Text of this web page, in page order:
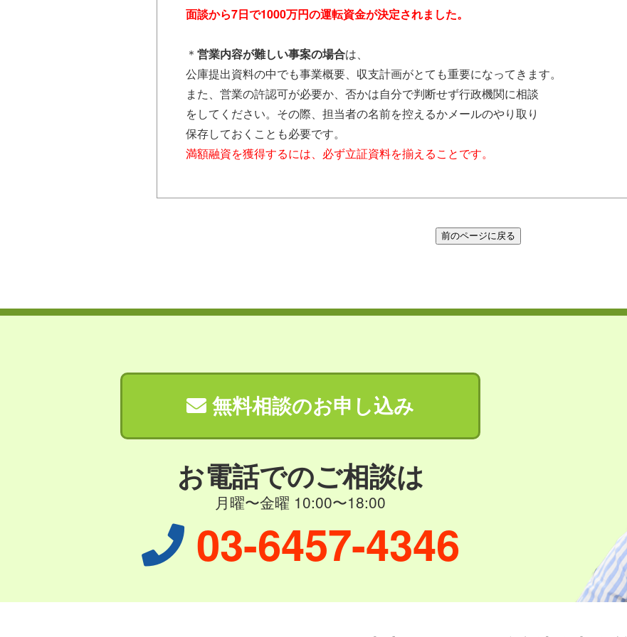
面談から7日で1000万円の運転資金が決定されました。
＊営業内容が難しい事案の場合は、
公庫提出資料の中でも事業概要、収支計画がとても重要になってきます。
また、営業の許認可が必要か、否かは自分で判断せず行政機関に相談
をしてください。その際、担当者の名前を控えるかメールのやり取り
保存しておくことも必要です。
満額融資を獲得するには、必ず立証資料を揃えることです。
無料相談のお申し込み
お電話でのご相談は
月曜〜金曜 10:00〜18:00
03-6457-4346